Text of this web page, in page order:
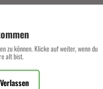
Beschreibung
zu können. Klicke auf weiter, wenn du
alt bist.
Verlassen